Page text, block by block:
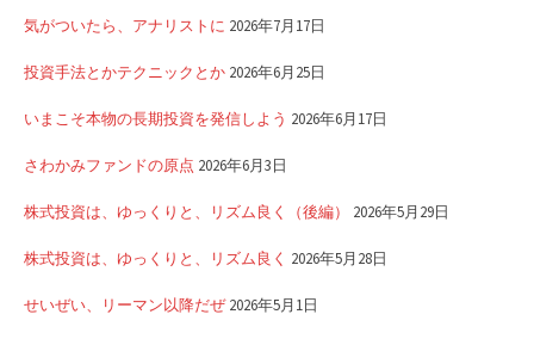
気がついたら、アナリストに 2026年7月17日
投資手法とかテクニックとか 2026年6月25日
いまこそ本物の長期投資を発信しよう 2026年6月17日
さわかみファンドの原点 2026年6月3日
株式投資は、ゆっくりと、リズム良く（後編） 2026年5月29日
株式投資は、ゆっくりと、リズム良く 2026年5月28日
せいぜい、リーマン以降だぜ2026年5月1日